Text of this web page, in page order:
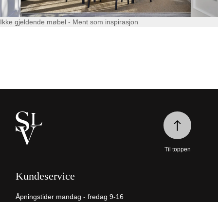
Ikke gjeldende møbel - Ment som inspirasjon
Kundeservice
Åpningstider mandag - fredag 9-16
Til toppen